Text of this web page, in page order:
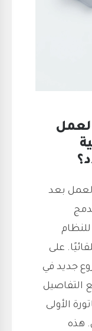
بعد
على
جديد في
التفاصيل
الأولى
هذه